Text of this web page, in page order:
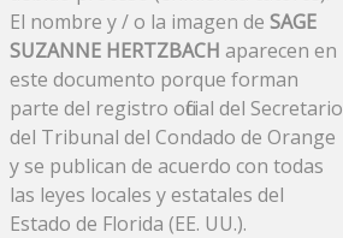
El nombre y / o la imagen de SAGE
SUZANNE HERTZBACH aparecen en
este documento porque forman
parte del registro oficial del Secretario
del Tribunal del Condado de Orange
y se publican de acuerdo con todas
las leyes locales y estatales del
Estado de Florida (EE. UU.).